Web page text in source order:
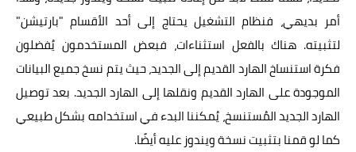
أمر بديهي، فنظام التشغيل يحتاج إلى أحد الأقسام "بارتيشن"
لتثبيته. هناك بالفعل استثناءات، فبعض المستخدمون يُفضلون
فكرة استنساخ الهارد القديم إلى الجديد، حيث يتم نسخ جميع البيانات
الموجودة على الهارد القديم ونقلها إلى الهارد الجديد. بعد توصيل
الهارد الجديد المُستنسخ، يُمكننا البدء في استخدامه بشكل طبيعي
كما لو قمنا بتثبيت نسخة ويندوز عليه أيضًا.